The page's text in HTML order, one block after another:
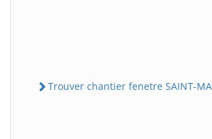
Trouver chantier fenetre SAINT-